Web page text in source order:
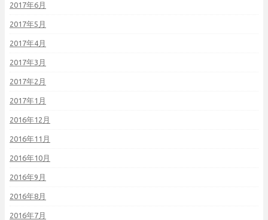
2017年6月
2017年5月
2017年4月
2017年3月
2017年2月
2017年1月
2016年12月
2016年11月
2016年10月
2016年9月
2016年8月
2016年7月